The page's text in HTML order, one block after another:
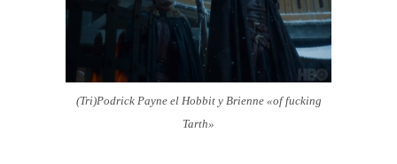
(Tri)Podrick Payne el Hobbit y Brienne «of fucking
Tarth»